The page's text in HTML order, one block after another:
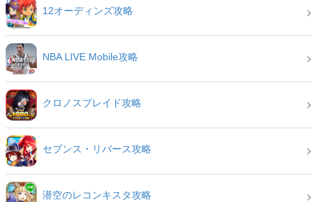
12オーディンズ攻略
NBA LIVE Mobile攻略
クロノスブレイド攻略
セブンス・リバース攻略
潜空のレコンキスタ攻略